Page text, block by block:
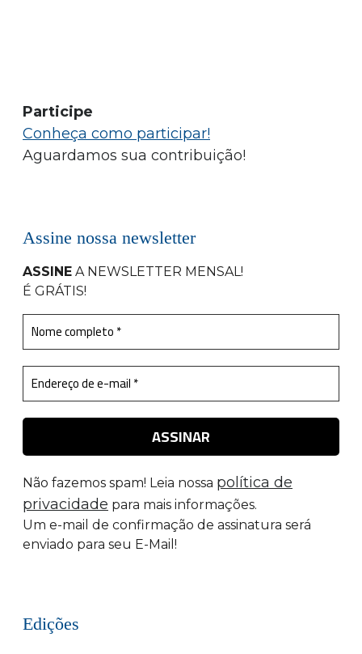
Participe
Conheça como participar!
Aguardamos sua contribuição!
Assine nossa newsletter
ASSINE A NEWSLETTER MENSAL!
É GRÁTIS!
Não fazemos spam! Leia nossa política de
privacidade para mais informações.
Um e-mail de confirmação de assinatura será
enviado para seu E-Mail!
Edições